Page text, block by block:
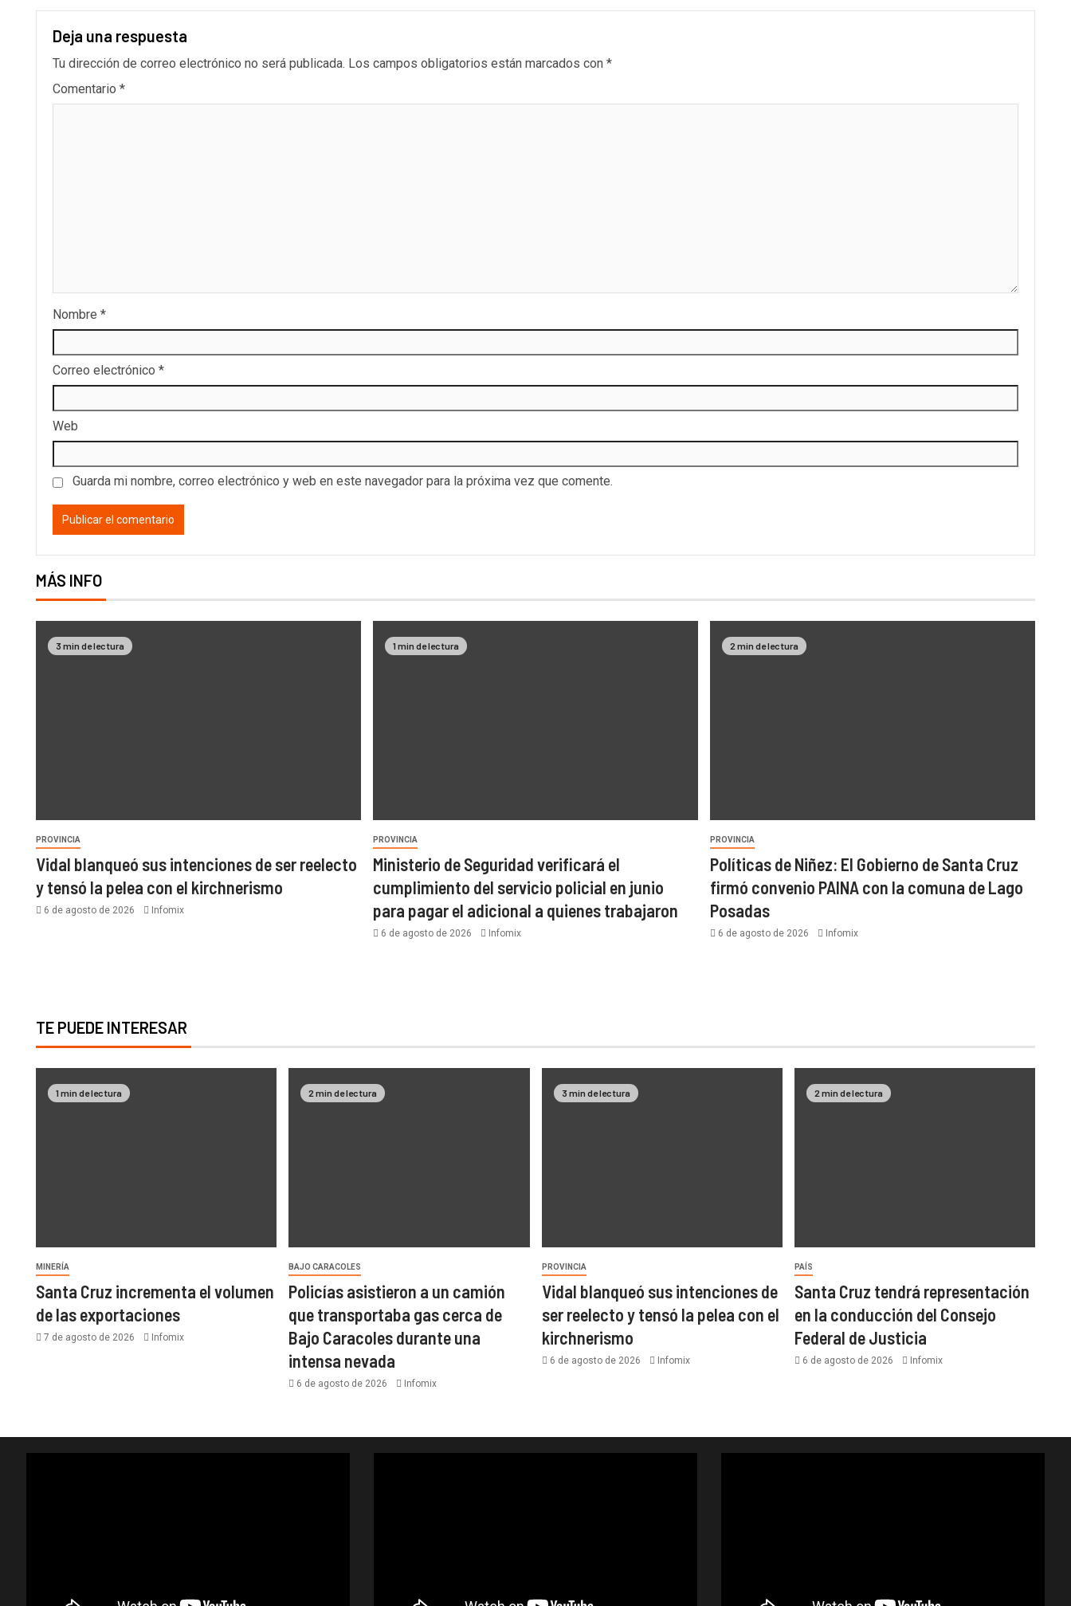
Deja una respuesta
Tu dirección de correo electrónico no será publicada. Los campos obligatorios están marcados con *
Comentario *
Nombre *
Correo electrónico *
Web
Guarda mi nombre, correo electrónico y web en este navegador para la próxima vez que comente.
MÁS INFO
3 min de lectura
PROVINCIA
Vidal blanqueó sus intenciones de ser reelecto
y tensó la pelea con el kirchnerismo
6 de agosto de 2026 Infomix
1 min de lectura
PROVINCIA
Ministerio de Seguridad verificará el
cumplimiento del servicio policial en junio
para pagar el adicional a quienes trabajaron
6 de agosto de 2026 Infomix
2 min de lectura
PROVINCIA
Políticas de Niñez: El Gobierno de Santa Cruz
firmó convenio PAINA con la comuna de Lago
Posadas
6 de agosto de 2026 Infomix
TE PUEDE INTERESAR
1 min de lectura
MINERÍA
Santa Cruz incrementa el volumen
de las exportaciones
7 de agosto de 2026 Infomix
2 min de lectura
BAJO CARACOLES
Policías asistieron a un camión
que transportaba gas cerca de
Bajo Caracoles durante una
intensa nevada
6 de agosto de 2026 Infomix
3 min de lectura
PROVINCIA
Vidal blanqueó sus intenciones de
ser reelecto y tensó la pelea con el
kirchnerismo
6 de agosto de 2026 Infomix
2 min de lectura
PAÍS
Santa Cruz tendrá representación
en la conducción del Consejo
Federal de Justicia
6 de agosto de 2026 Infomix